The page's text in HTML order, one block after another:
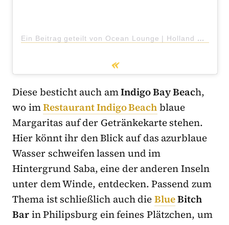
Ein Beitrag geteilt von Ocean Lounge | Holland House (@oceanloungesxm)
Diese besticht auch amIndigo Bay Beach,
wo imRestaurant Indigo Beachblaue
Margaritas auf der Getränkekarte stehen.
Hier könnt ihr den Blick auf das azurblaue
Wasser schweifen lassen und im
Hintergrund Saba, eine der anderen Inseln
unter dem Winde, entdecken. Passend zum
Thema ist schließlich auch dieBlueBitch
Barin Philipsburg ein feines Plätzchen, um